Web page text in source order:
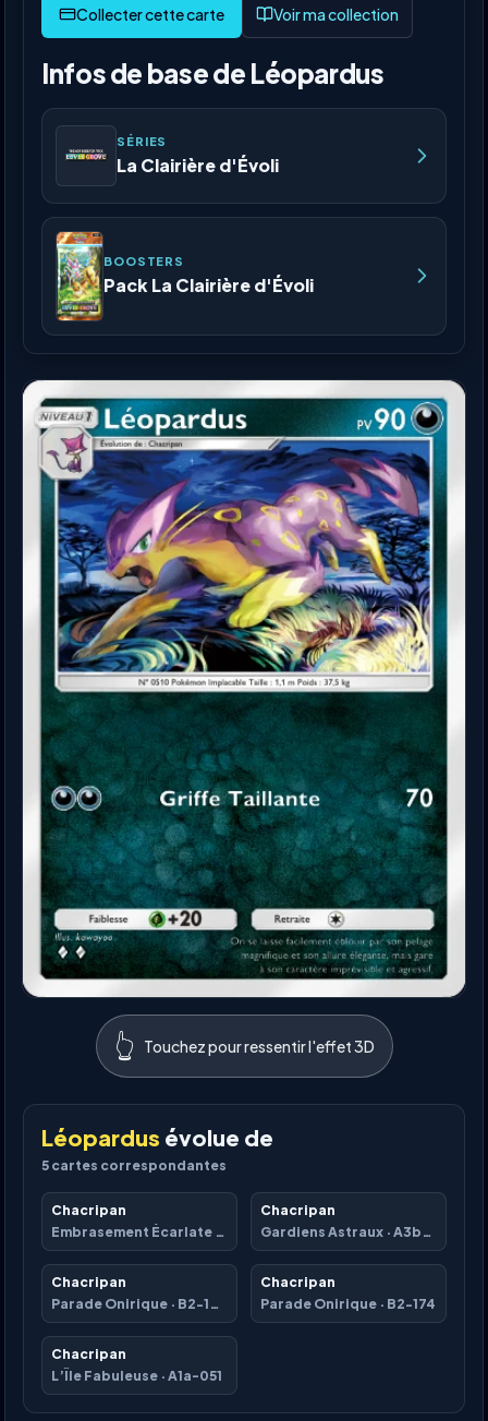
Voir ma collection
Infos de base de Léopardus
SÉRIES
La Clairière d'Évoli
BOOSTERS
Pack La Clairière d'Évoli
👆 Touchez pour ressentir l'effet 3D
Léopardus évolue de
5 cartes correspondantes
Chacripan
Embrasement Écarlate B1a-047
Chacripan
Gardiens Astraux · A3b-045
Chacripan
Parade Onirique · B2-104
Chacripan
Parade Onirique · B2-174
Chacripan
L’Île Fabuleuse · A1a-051